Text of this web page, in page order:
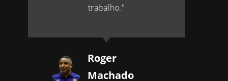
trabalho."
Roger
Machado